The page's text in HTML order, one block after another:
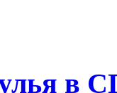
в